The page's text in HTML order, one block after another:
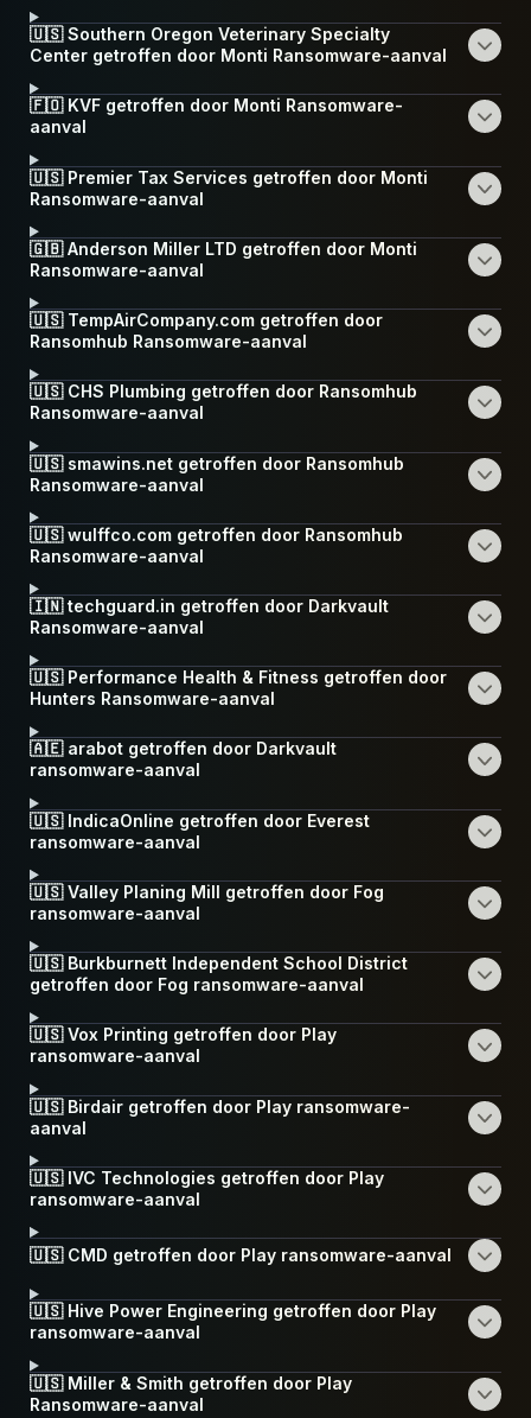
🇺🇸 Southern Oregon Veterinary Specialty
Center getroffen door Monti Ransomware-aanval
🇫🇴 KVF getroffen door Monti Ransomware-
aanval
🇺🇸 Premier Tax Services getroffen door Monti
Ransomware-aanval
🇬🇧 Anderson Miller LTD getroffen door Monti
Ransomware-aanval
🇺🇸 TempAirCompany.com getroffen door
Ransomhub Ransomware-aanval
🇺🇸 CHS Plumbing getroffen door Ransomhub
Ransomware-aanval
🇺🇸 smawins.net getroffen door Ransomhub
Ransomware-aanval
🇺🇸 wulffco.com getroffen door Ransomhub
Ransomware-aanval
🇮🇳 techguard.in getroffen door Darkvault
Ransomware-aanval
🇺🇸 Performance Health & Fitness getroffen door
Hunters Ransomware-aanval
🇦🇪 arabot getroffen door Darkvault
ransomware-aanval
🇺🇸 IndicaOnline getroffen door Everest
ransomware-aanval
🇺🇸 Valley Planing Mill getroffen door Fog
ransomware-aanval
🇺🇸 Burkburnett Independent School District
getroffen door Fog ransomware-aanval
🇺🇸 Vox Printing getroffen door Play
ransomware-aanval
🇺🇸 Birdair getroffen door Play ransomware-
aanval
🇺🇸 IVC Technologies getroffen door Play
ransomware-aanval
🇺🇸 CMD getroffen door Play ransomware-aanval
🇺🇸 Hive Power Engineering getroffen door Play
ransomware-aanval
🇺🇸 Miller & Smith getroffen door Play
Ransomware-aanval